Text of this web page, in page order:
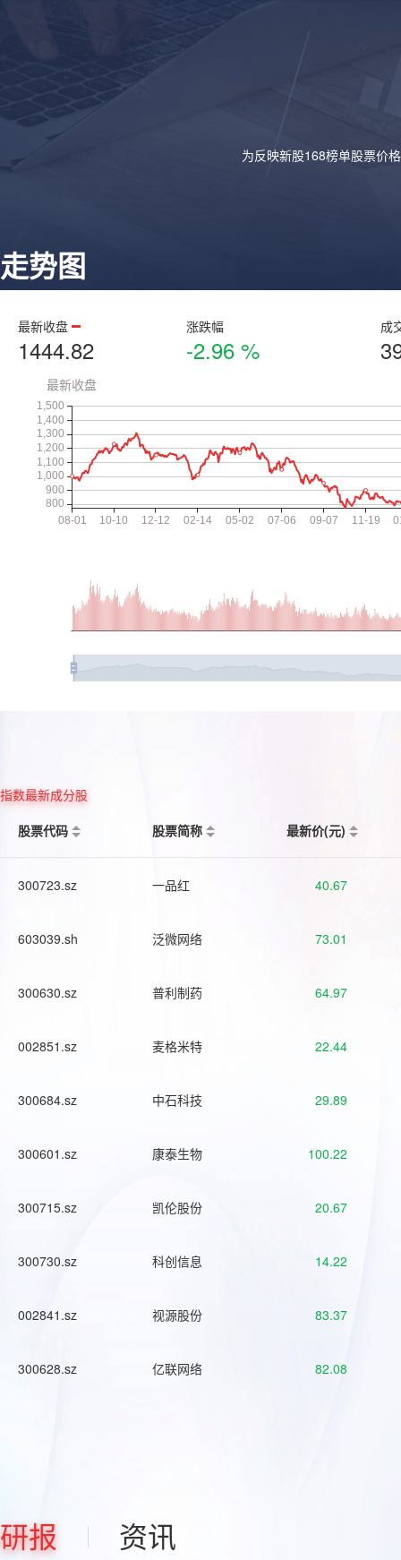
为反映新股168榜单股票价
走势图
最新收盘
1444.82
涨跌幅
-2.96 %
成
指数最新成分股
股票代码
股票简称 最新价(元)
300723.sz 一品红 40.67
603039.sh 泛微网络 73.01
300630.sz 普利制药 64.97
002851.sz 麦格米特 22.44
300684.sz 中石科技 29.89
300601.sz 康泰生物 100.22
300715.sz 凯伦股份 20.67
300730.sz 科创信息 14.22
002841.sz 视源股份 83.37
300628.sz 亿联网络 82.08
研报 资讯